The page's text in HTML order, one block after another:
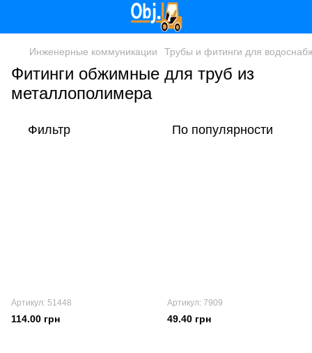
Инженерные коммуникации Трубы и фитинги для
Фитинги обжимные для труб из
металлополимера
Фильтр По популярности
Артикул: 51448
114.00 грн
Артикул: 7909
49.40 грн